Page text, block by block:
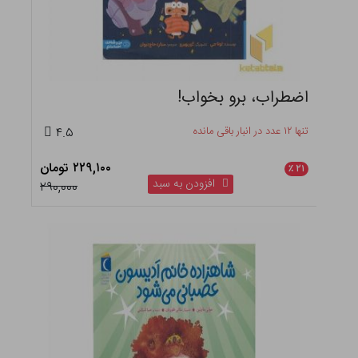
اضطراب، برو بخواب!
تنها ۱۲ عدد در انبار باقی مانده ۴.۵
۲۱ ٪
۲۲۹,۱۰۰ تومان
۲۹۰,۰۰۰
افزودن به سبد